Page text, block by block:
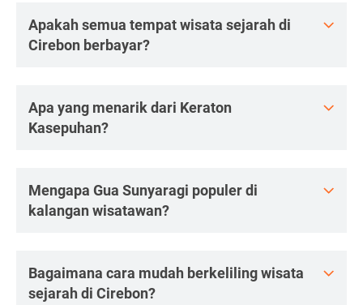
Apakah semua tempat wisata sejarah di
Cirebon berbayar?
Apa yang menarik dari Keraton
Kasepuhan?
Mengapa Gua Sunyaragi populer di
kalangan wisatawan?
Bagaimana cara mudah berkeliling wisata
sejarah di Cirebon?